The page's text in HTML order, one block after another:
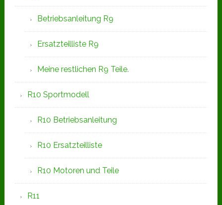
Betriebsanleitung R9
Ersatzteilliste R9
Meine restlichen R9 Teile.
R10 Sportmodell
R10 Betriebsanleitung
R10 Ersatzteilliste
R10 Motoren und Teile
R11